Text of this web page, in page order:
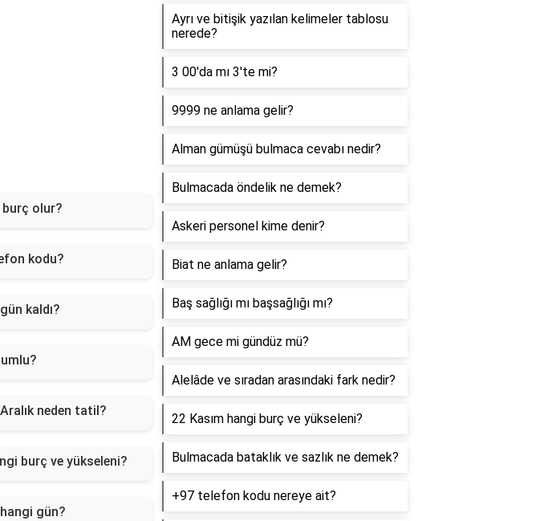
burç olur?
kodu?
kaldı?
neden tatil?
burç ve yükseleni?
gün?
Ayrı ve bitişik yazılan kelimeler tablosu
nerede?
3 00'da mı 3'te mi?
9999 ne anlama gelir?
Alman gümüşü bulmaca cevabı nedir?
Bulmacada öndelik ne demek?
Askeri personel kime denir?
Biat ne anlama gelir?
Baş sağlığı mı başsağlığı mı?
AM gece mi gündüz mü?
Alelâde ve sıradan arasındaki fark nedir?
22 Kasım hangi burç ve yükseleni?
Bulmacada bataklık ve sazlık ne demek?
+97 telefon kodu nereye ait?